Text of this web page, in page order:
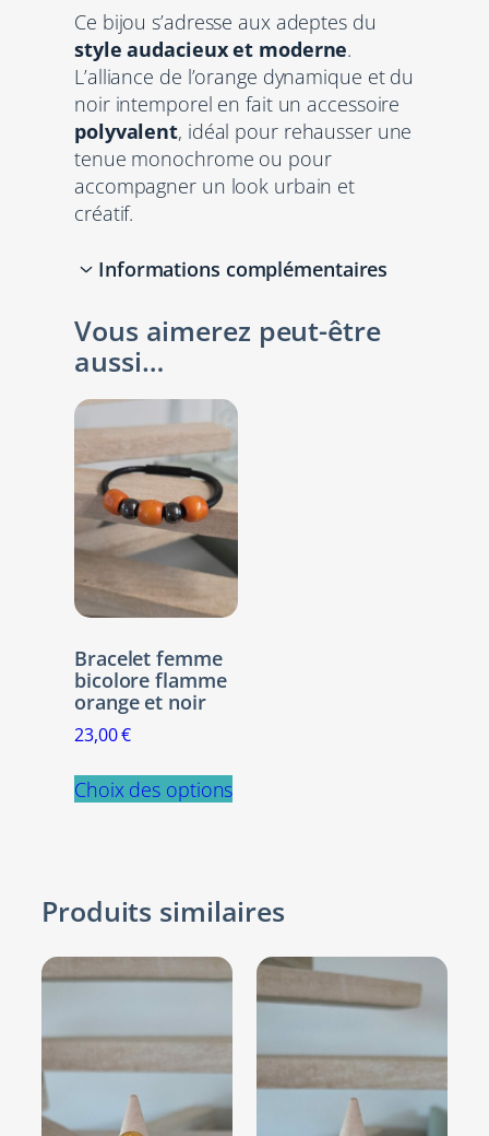
Ce bijou s’adresse aux adeptes du
style audacieux et moderne.
L’alliance de l’orange dynamique et du
noir intemporel en fait un accessoire
polyvalent, idéal pour rehausser une
tenue monochrome ou pour
accompagner un look urbain et
créatif.
Informations complémentaires
Attributs Valeur
Couleurs Noir, Orange
Vous aimerez peut-être
aussi…
Bracelet femme
bicolore flamme
orange et noir
23,00€
Choix des options
Ce
produit
Les
peuvent
être
choisies
sur
la
page
du
Produits similaires